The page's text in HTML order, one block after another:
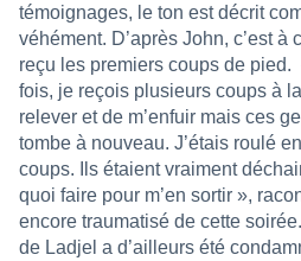
témoignages, le ton est décrit
véhément. D’après John, c’est à
reçu les premiers coups de
fois, je reçois plusieurs coups à
relever et de m’enfuir mais ces
tombe à nouveau. J’étais roulé
coups. Ils étaient vraiment
quoi faire pour m’en sortir »,
encore traumatisé de cette
de Ladjel a d’ailleurs été